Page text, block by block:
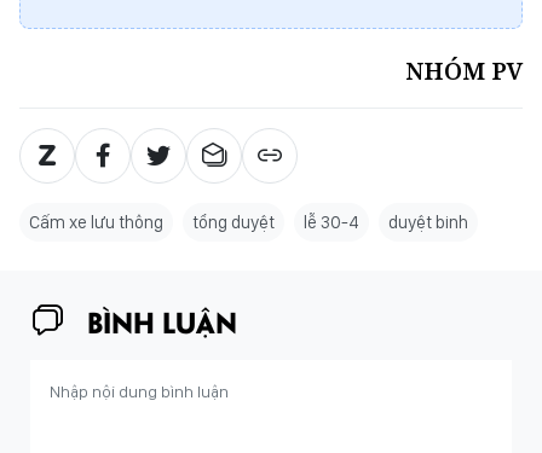
NHÓM PV
Cấm xe lưu thông tổng duyệt lễ 30-4 duyệt binh
BÌNH LUẬN